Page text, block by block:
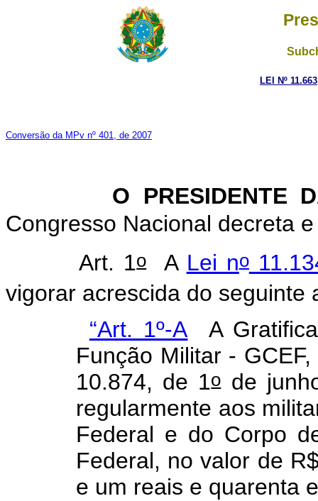
LEI Nº
Conversão da MPv nº 401, de 2007
O PRESIDENTE DA
Congresso Nacional decreta
Art. 1oA Lei no
vigorar acrescida do seguinte
“Art. 1º-A A
Função Militar -
10.874, de 1ode
regularmente aos
Federal e do Corpo
Federal, no valor de
e um reais e quarenta